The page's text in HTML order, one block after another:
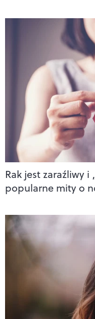
Rak jest zaraźliwy i
popularne mity o